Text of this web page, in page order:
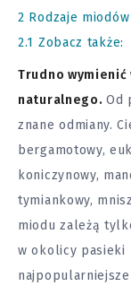
2 Rodzaje
2.1 Zobacz także:
Trudno
naturalnego.Od
znane odmiany.
bergamotowy,
koniczynowy,
tymiankowy,
miodu zależą
w okolicy pasieki